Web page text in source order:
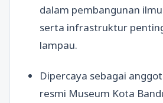
dalam pembangunan
serta infrastruktur
lampau.
Dipercaya sebagai
resmi Museum Kota